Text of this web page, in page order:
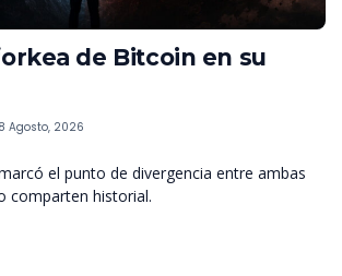
de Bitcoin en su
8 Agosto, 2026
el punto de divergencia entre ambas
comparten historial.